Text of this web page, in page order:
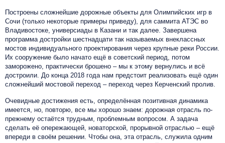
Построены сложнейшие дорожные объекты для Олимпийских игр в
Сочи (только некоторые примеры приведу), для саммита АТЭС во
Владивостоке, универсиады в Казани и так далее. Завершена
программа достройки шестнадцати так называемых внеклассных
мостов индивидуального проектирования через крупные реки России.
Их сооружение было начато ещё в советский период, потом
заморожено, практически брошено – мы к этому вернулись и всё
достроили. До конца 2018 года нам предстоит реализовать ещё один
сложнейший мостовой переход – переход через Керченский пролив.
Очевидные достижения есть, определённая позитивная динамика
имеется, но, повторю, все мы хорошо знаем: дорожная отрасль по-
прежнему остаётся трудным, проблемным вопросом. А задача
сделать её опережающей, новаторской, прорывной отраслью – ещё
впереди в своём решении. Чтобы она, эта отрасль, служила одним